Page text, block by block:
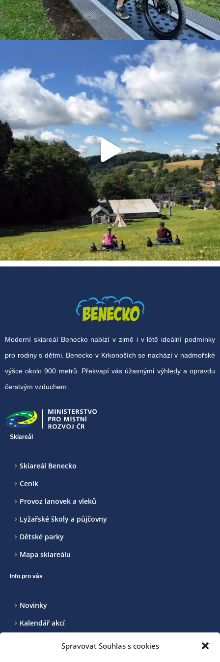
Spravovat Souhlas s cookies
Moderní skiareál Benecko nabízí v zimě i v létě ideální podmínky
pro rodiny s dětmi. Benecko v Krkonoších se nachází v nadmořské
výšce okolo 900 metrů. Překvapí vás úžasnými výhledy a opravdu
čerstvým vzduchem.
Skiareál
Skiareál Benecko
Ceník
Provoz lanovek a vleků
Lyžařské školy a půjčovny
Dětské parky
Mapa skiareálu
Info pro vás
Novinky
Kalendář akcí